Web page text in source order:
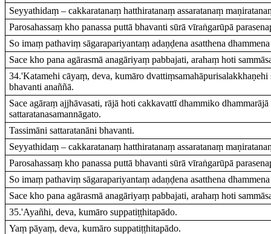
Seyyathidaṃ – cakkaratanaṃ hatthiratanaṃ assaratanaṃ
Parosahassaṃ kho panassa puttā bhavanti sūrā vīraṅgarūpā
So imaṃ pathaviṃ sāgarapariyantaṃ adaṇḍena asatthena
Sace kho pana agārasmā anagāriyaṃ pabbajati, arahaṃ hoti
34.'Katamehi cāyaṃ, deva, kumāro
bhavanti anaññā.
Sace agāraṃ ajjhāvasati, rājā hoti cakkavattī dhammiko
sattaratanasamannāgato.
Tassimāni sattaratanāni bhavanti.
Seyyathidaṃ – cakkaratanaṃ hatthiratanaṃ assaratanaṃ
Parosahassaṃ kho panassa puttā bhavanti sūrā vīraṅgarūpā
So imaṃ pathaviṃ sāgarapariyantaṃ adaṇḍena asatthena
Sace kho pana agārasmā anagāriyaṃ pabbajati, arahaṃ hoti
35.'Ayañhi, deva, kumāro suppatiṭṭhitapādo.
Yaṃ pāyaṃ, deva, kumāro suppatiṭṭhitapādo.